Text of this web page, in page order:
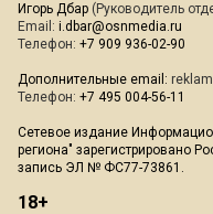
Игорь Дбар (Руководитель
Email: i.dbar@osnmedia.ru
Телефон: +7 909 936-02-90
Дополнительные email:
Телефон: +7 495 004-56-11
Сетевое издание
региона" зарегистрировано
запись ЭЛ № ФС77-73861.
18+